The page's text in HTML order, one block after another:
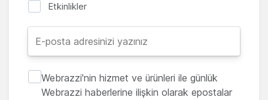
Etkinlikler
Webrazzi'nin hizmet ve ürünleri ile günlük
Webrazzi haberlerine ilişkin olarak epostalar